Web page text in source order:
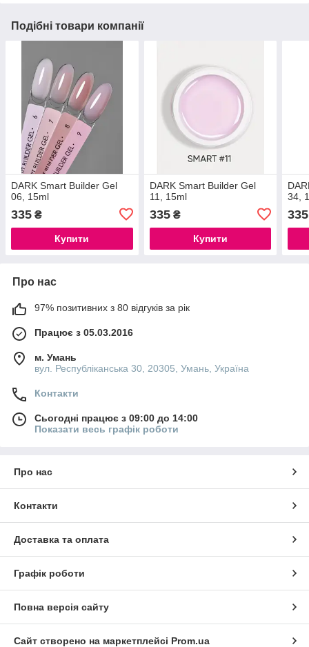
Подібні товари компанії
DARK Smart Builder Gel
06, 15ml
335 ₴
Купити
DARK Smart Builder Gel
11, 15ml
335₴
Купити
34,
335
Про нас
97% позитивних з 80 відгуків за рік
Працює з 05.03.2016
м. Умань
вул. Республіканська 30, 20305, Умань, Україна
Контакти
Сьогодні працює з 09:00 до 14:00
Показати весь графік роботи
Про нас
Контакти
Доставка та оплата
Графік роботи
Повна версія сайту
Сайт створено на маркетплейсі Prom.ua